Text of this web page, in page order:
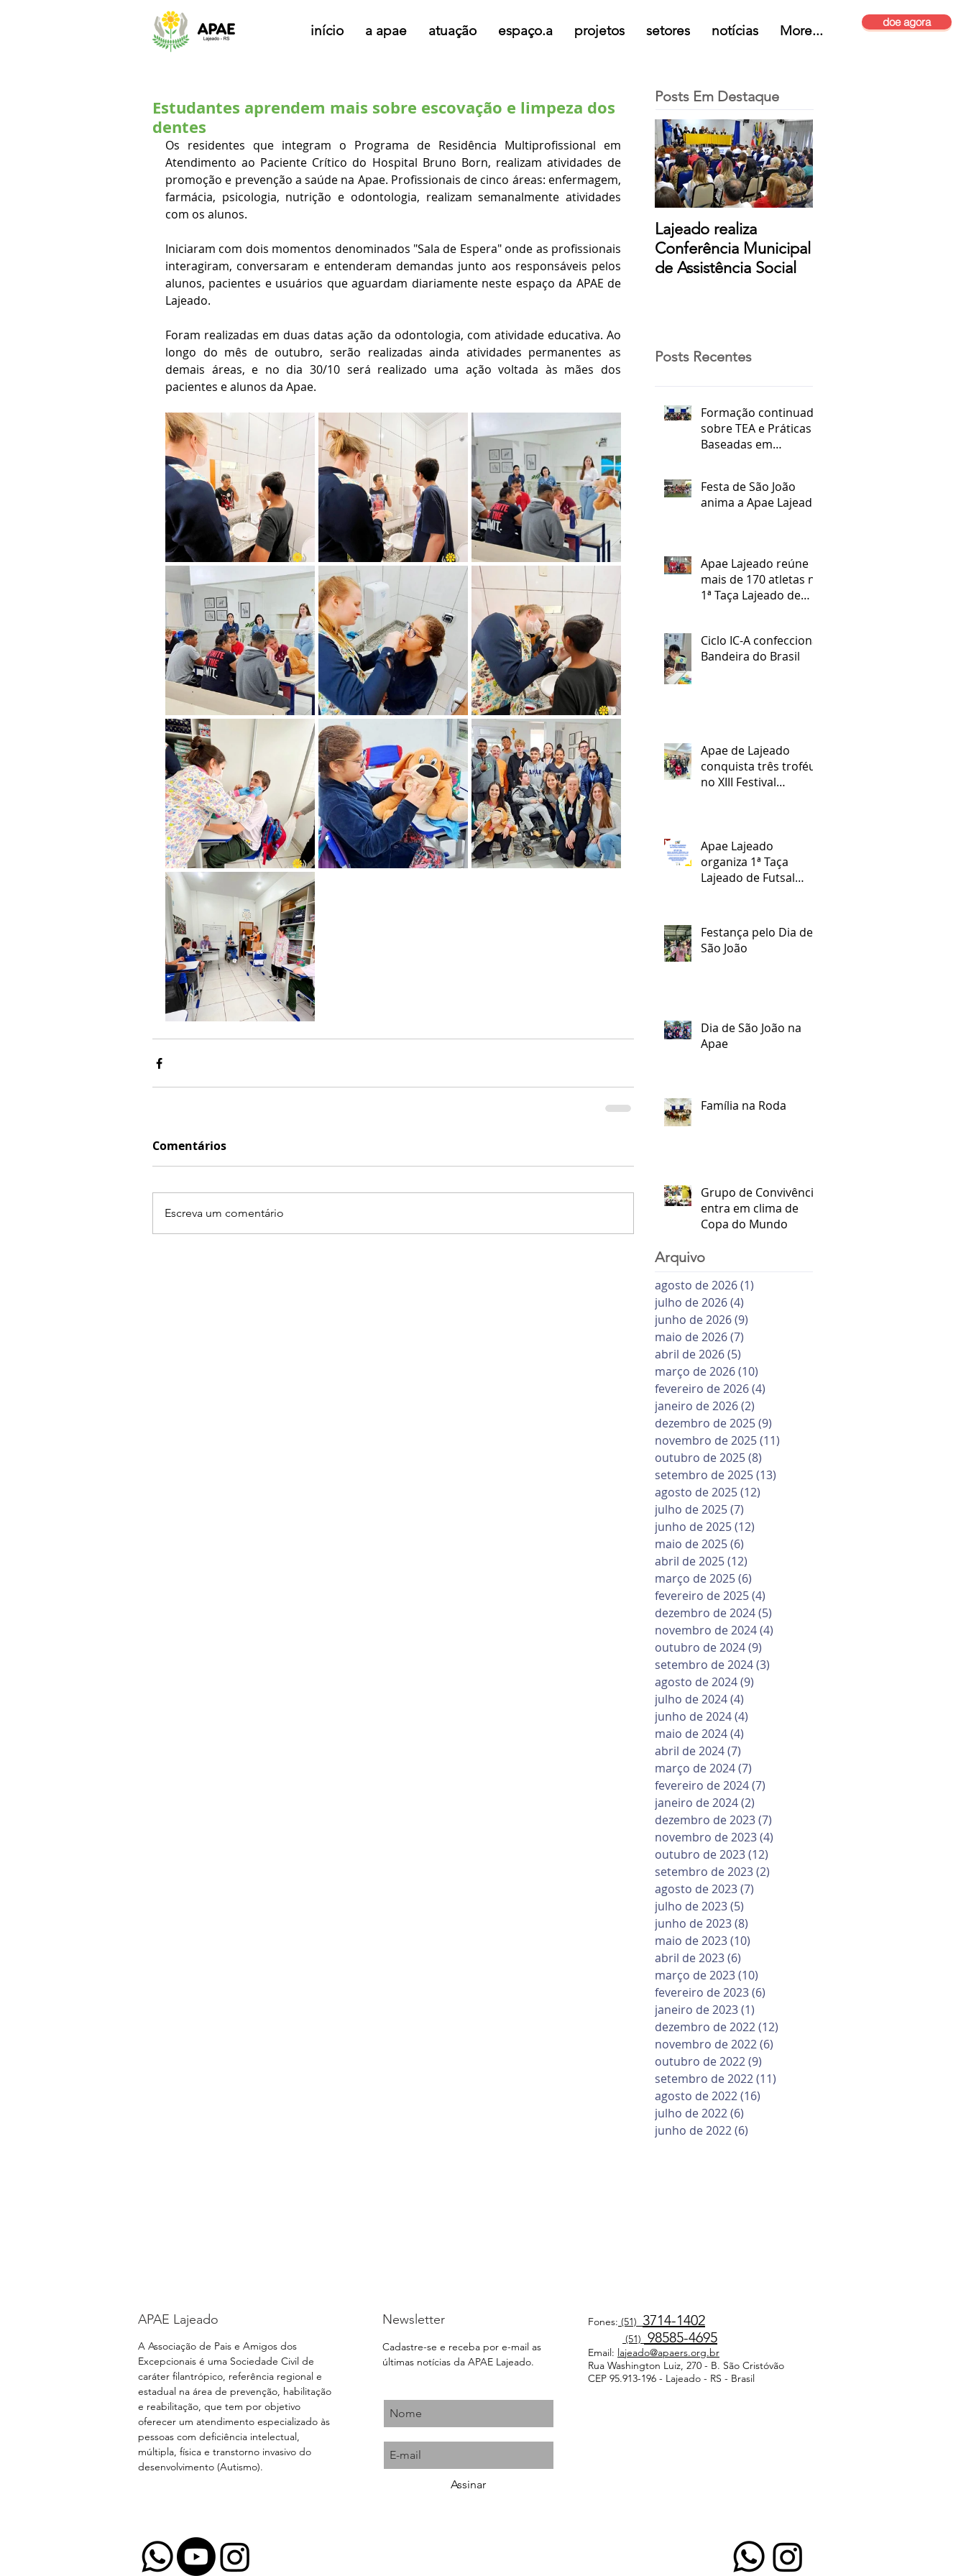
doe agora
início a apae atuação espaço.a projetos setores notícias More...
Estudantes aprendem mais sobre escovação e limpeza dos
dentes
Os residentes que integram o Programa de Residência Multiprofissional em
Atendimento ao Paciente Crítico do Hospital Bruno Born, realizam atividades de
promoção e prevenção a saúde na Apae. Profissionais de cinco áreas: enfermagem,
farmácia, psicologia, nutrição e odontologia, realizam semanalmente atividades
com os alunos.
Iniciaram com dois momentos denominados "Sala de Espera" onde as profissionais
interagiram, conversaram e entenderam demandas junto aos responsáveis pelos
alunos, pacientes e usuários que aguardam diariamente neste espaço da APAE de
Lajeado.
Foram realizadas em duas datas ação da odontologia, com atividade educativa. Ao
longo do mês de outubro, serão realizadas ainda atividades permanentes as
demais áreas, e no dia 30/10 será realizado uma ação voltada às mães dos
pacientes e alunos da Apae.
Comentários
Escreva um comentário
Posts Em Destaque
Lajeado realiza
Conferência Municipal
de Assistência Social
Posts Recentes
Formação continuada
sobre TEA e Práticas
Baseadas em
Festa de São João
anima a Apae Lajeado
Apae Lajeado reúne
mais de 170 atletas na
1ª Taça Lajeado de
Ciclo IC-A confecciona
Bandeira do Brasil
Apae de Lajeado
conquista três troféus
no XIII Festival
Apae Lajeado
organiza 1ª Taça
Lajeado de Futsal
Festança pelo Dia de
São João
Dia de São João na
Apae
Família na Roda
Grupo de Convivência
entra em clima de
Copa do Mundo
Arquivo
agosto de 2026(1)
julho de 2026(4)
junho de 2026(9)
maio de 2026(7)
abril de 2026(5)
março de 2026(10)
fevereiro de 2026(4)
janeiro de 2026(2)
dezembro de 2025(9)
novembro de 2025(11)
outubro de 2025(8)
setembro de 2025(13)
agosto de 2025(12)
julho de 2025(7)
junho de 2025(12)
maio de 2025(6)
abril de 2025(12)
março de 2025(6)
fevereiro de 2025(4)
dezembro de 2024(5)
novembro de 2024(4)
outubro de 2024(9)
setembro de 2024(3)
agosto de 2024(9)
julho de 2024(4)
junho de 2024(4)
maio de 2024(4)
abril de 2024(7)
março de 2024(7)
fevereiro de 2024(7)
janeiro de 2024(2)
dezembro de 2023(7)
novembro de 2023(4)
outubro de 2023(12)
setembro de 2023(2)
agosto de 2023(7)
julho de 2023(5)
junho de 2023(8)
maio de 2023(10)
abril de 2023(6)
março de 2023(10)
fevereiro de 2023(6)
janeiro de 2023(1)
dezembro de 2022(12)
novembro de 2022(6)
outubro de 2022(9)
setembro de 2022(11)
agosto de 2022(16)
julho de 2022(6)
junho de 2022(6)
APAE Lajeado
A Associação de Pais e Amigos dos
Excepcionais é uma Sociedade Civil de
caráter filantrópico, referência regional e
estadual na área de prevenção, habilitação
e reabilitação, que tem por objetivo
oferecer um atendimento especializado às
pessoas com deficiência intelectual,
múltipla, física e transtorno invasivo do
desenvolvimento (Autismo).
Newsletter
Cadastre-se e receba por e-mail as
últimas notícias da APAE Lajeado.
Assinar
Fones: (51) 3714-1402
(51) 98585-4695
Email: lajeado@apaers.org.br
Rua Washington Luiz, 270 - B. São Cristóvão
CEP 95.913-196 - Lajeado - RS - Brasil